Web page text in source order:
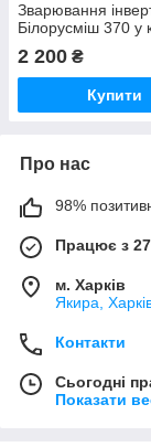
Зварювання
Білорусміш 370 у
2 200 ₴
Купити
Про нас
98%
Працює з
м. Харків
Якира,
Контакти
Сьогодні
Показати